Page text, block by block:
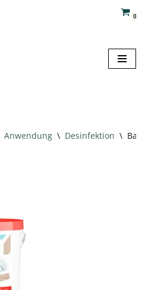
0
Anwendung \ Desinfektion \